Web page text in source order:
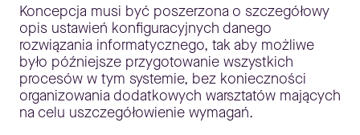
Koncepcja musi być poszerzona o szczegółowy
opis ustawień konfiguracyjnych danego
rozwiązania informatycznego, tak aby możliwe
było późniejsze przygotowanie wszystkich
procesów w tym systemie, bez konieczności
organizowania dodatkowych warsztatów mających
na celu uszczegółowienie wymagań.